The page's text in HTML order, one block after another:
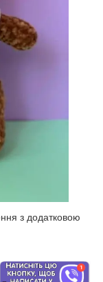
з додатковою